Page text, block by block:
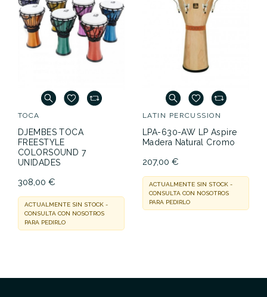
TOCA
DJEMBES TOCA
FREESTYLE
COLORSOUND 7
UNIDADES
308,00 €
ACTUALMENTE SIN STOCK -
CONSULTA CON NOSOTROS
PARA PEDIRLO
LATIN PERCUSSION
LPA-630-AW LP Aspire
Madera Natural Cromo
207,00 €
ACTUALMENTE SIN STOCK -
CONSULTA CON NOSOTROS
PARA PEDIRLO